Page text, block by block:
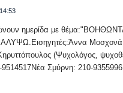
ημερίδα με
(Ψυχολόγος,
9514517Νέα Σμύρνη: 210-9355996